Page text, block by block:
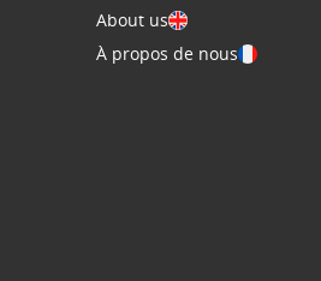
About us
À propos de nous